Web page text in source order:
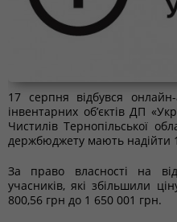
17 серпня відбувся
інвентарних об’єктів ДП
Чистилів Тернопільської
держбюджету мають надійти
За право власності на
учасників, які збільшили
800,56 грн до 1 650 001 грн.